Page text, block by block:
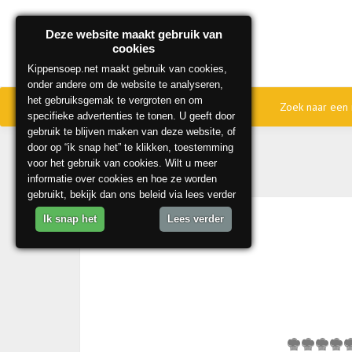
Home Onze beste recepten Zoek naar
Deze website maakt gebruik van
cookies
Kippensoep.net maakt gebruik van cookies,
onder andere om de website te analyseren,
het gebruiksgemak te vergroten en om
specifieke advertenties te tonen. U geeft door
gebruik te blijven maken van deze website, of
door op “ik snap het” te klikken, toestemming
voor het gebruik van cookies. Wilt u meer
informatie over cookies en hoe ze worden
gebruikt, bekijk dan ons beleid via lees verder
Ik snap het Lees verder